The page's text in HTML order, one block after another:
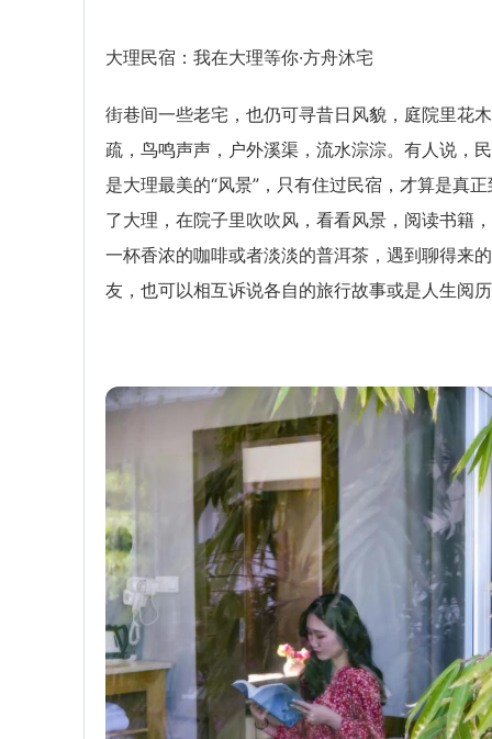
大理民宿：我在大理等你·方舟沐宅
街巷间一些老宅，也仍可寻昔日风貌，庭院里花
疏，鸟鸣声声，户外溪渠，流水淙淙。有人说，
是大理最美的“风景”，只有住过民宿，才算是真正
了大理，在院子里吹吹风，看看风景，阅读书籍
一杯香浓的咖啡或者淡淡的普洱茶，遇到聊得来
友，也可以相互诉说各自的旅行故事或是人生阅